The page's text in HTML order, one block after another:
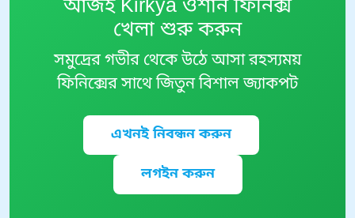
আজই Kirkya ওশান ফিনিক্স
খেলা শুরু করুন
সমুদ্রের গভীর থেকে উঠে আসা রহস্যময়
ফিনিক্সের সাথে জিতুন বিশাল জ্যাকপট
এখনই নিবন্ধন করুন
লগইন করুন